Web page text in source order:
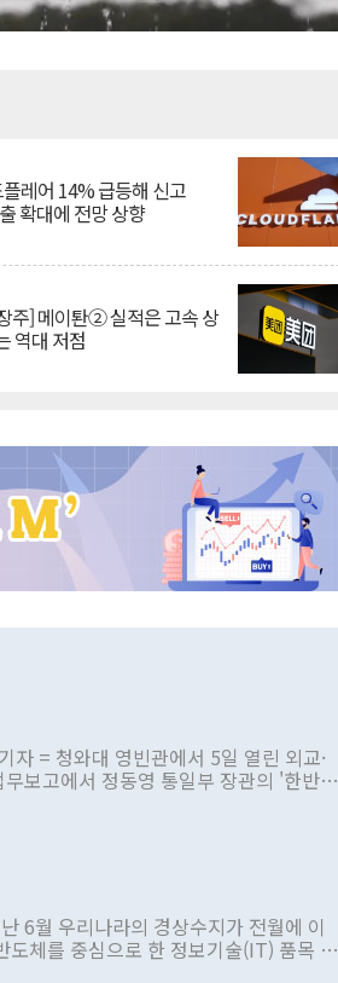
레어 14% 급등해 신고
확대에 전망 상향
주] 메이퇀② 실적은 고속 상
역대 저점
자 = 청와대 영빈관에서 5일 열린 외교·
보고에서 정동영 통일부 장관의 '한반도
않은 사안을 정책으로 추진하겠다고 공
상'이라는 비판을 내놨다. 그동안 정 장
빚은 적은 여러 번 있지만 대통령과 유
입장을 표명한 것은 이례적이다. 정 장
제어해야 한다는 목소리도 높아지고 있
6월 우리나라의 경상수지가 전월에 이
도체를 중심으로 한 정보기술(IT) 품목 수